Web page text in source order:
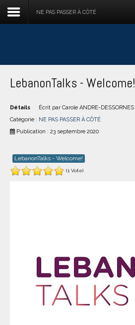
NE PAS PASSER À CÔTÉ
LebanonTalks - Welcome!
Détails Écrit par Carole ANDRE-DESSORNES
Catégorie : NE PAS PASSER À CÔTÉ
Publication : 23 septembre 2020
LebanonTalks - Welcome!
(1 Vote)